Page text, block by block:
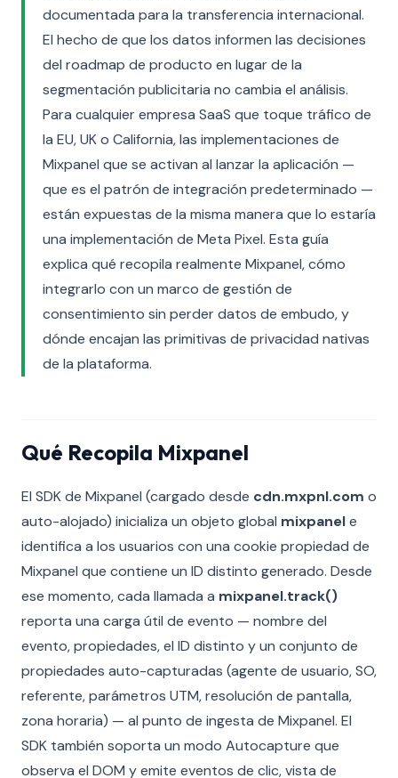
documentada para la transferencia internacional.
El hecho de que los datos informen las decisiones
del roadmap de producto en lugar de la
segmentación publicitaria no cambia el análisis.
Para cualquier empresa SaaS que toque tráfico de
la EU, UK o California, las implementaciones de
Mixpanel que se activan al lanzar la aplicación —
que es el patrón de integración predeterminado —
están expuestas de la misma manera que lo estaría
una implementación de Meta Pixel. Esta guía
explica qué recopila realmente Mixpanel, cómo
integrarlo con un marco de gestión de
consentimiento sin perder datos de embudo, y
dónde encajan las primitivas de privacidad nativas
de la plataforma.
Qué Recopila Mixpanel
El SDK de Mixpanel (cargado desde cdn.mxpnl.com o
auto-alojado) inicializa un objeto global mixpanele
identifica a los usuarios con una cookie propiedad de
Mixpanel que contiene un ID distinto generado. Desde
ese momento, cada llamada a mixpanel.track()
reporta una carga útil de evento — nombre del
evento, propiedades, el ID distinto y un conjunto de
propiedades auto-capturadas (agente de usuario, SO,
referente, parámetros UTM, resolución de pantalla,
zona horaria) — al punto de ingesta de Mixpanel. El
SDK también soporta un modo Autocapture que
observa el DOM y emite eventos de clic, vista de